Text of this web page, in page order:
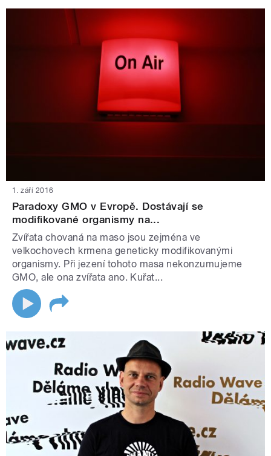
1. září 2016
Paradoxy GMO v Evropě. Dostávají se
modifikované organismy na...
Zvířata chovaná na maso jsou zejména ve
velkochovech krmena geneticky modifikovanými
organismy. Při jezení tohoto masa nekonzumujeme
GMO, ale ona zvířata ano. Kuřat...